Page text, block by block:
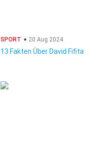
SPORT 20 Aug 2024
13 Fakten Über David Fifita